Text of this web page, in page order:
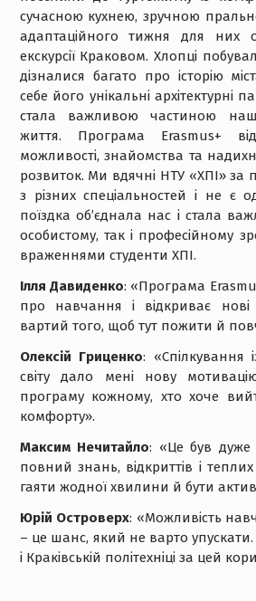
сучасною кухнею, зручною
адаптаційного тижня для них
екскурсії Краковом. Хлопці
дізналися багато про історію
себе його унікальні архітектурні
стала важливою частиною
життя. Програма Erasmus+
можливості, знайомства та
розвиток. Ми вдячні НТУ «ХПІ» за
з різних спеціальностей і не є
поїздка об’єднала нас і стала
особистому, так і професійному
враженнями студенти ХПІ.
ІлляДавиденко: «Програма
про навчання і відкриває нові
вартий того, щоб тут пожити й
Олексій Гриценко: «Спілкування
світу дало мені нову
програму кожному, хто хоче
комфорту».
Максим Нечитайло: «Це був дуже
повний знань, відкриттів і
гаяти жодної хвилини й бути
Юрій Островерх: «Можливість
– це шанс, який не варто
і Краківській політехніці за цей